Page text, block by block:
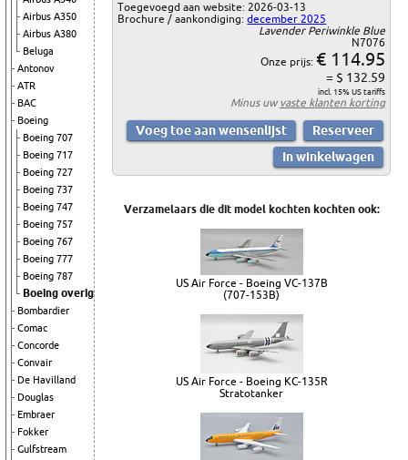
Airbus A350
Airbus A380
Beluga
Antonov
ATR
BAC
Boeing
Boeing 707
Boeing 717
Boeing 727
Boeing 737
Boeing 747
Boeing 757
Boeing 767
Boeing 777
Boeing 787
Boeing overig
Bombardier
Comac
Concorde
Convair
De Havilland
Douglas
Embraer
Fokker
Gulfstream
Toegevoegd aan website: 2026-03-13
Brochure / aankondiging:december 2025
Lavender Periwinkle Blue
N7076
Onze prijs: € 114.95
= $ 132.59
incl. 15% US tariffs
Minus uwvaste klanten korting
Verzamelaars die dit model kochten kochten ook:
US Air Force - Boeing VC-137B
(707-153B)
US Air Force - Boeing KC-135R
Stratotanker